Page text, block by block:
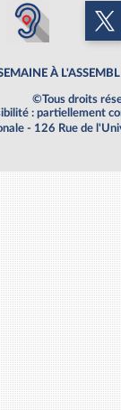
À
©Tous droits
: partiellement
- 126 Rue de